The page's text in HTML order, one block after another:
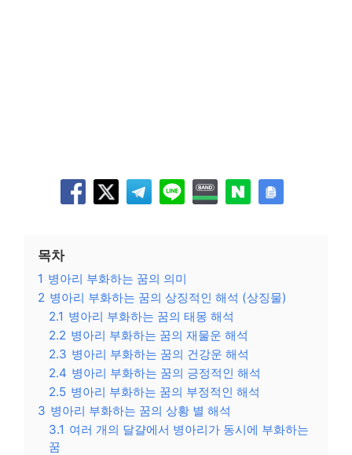
목차
1 병아리 부화하는 꿈의 의미
2 병아리 부화하는 꿈의 상징적인 해석 (상징물)
2.1 병아리 부화하는 꿈의 태몽 해석
2.2 병아리 부화하는 꿈의 재물운 해석
2.3 병아리 부화하는 꿈의 건강운 해석
2.4 병아리 부화하는 꿈의 긍정적인 해석
2.5 병아리 부화하는 꿈의 부정적인 해석
3 병아리 부화하는 꿈의 상황 별 해석
3.1 여러 개의 달걀에서 병아리가 동시에 부화하는
꿈